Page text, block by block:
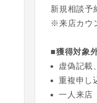
新規相談予
※来店カウ
■獲得対象
虚偽記載
重複申し
一人来店